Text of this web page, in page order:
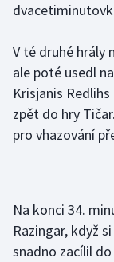
Házená
Jezdectví
Judo
Krasobruslení
Lyže a
Moderní pětiboj
V té druhé hrály
ale poté usedl
Krisjanis
zpět do hry
pro vhazování
Na konci 34.
Razingar, když
snadno zacílil